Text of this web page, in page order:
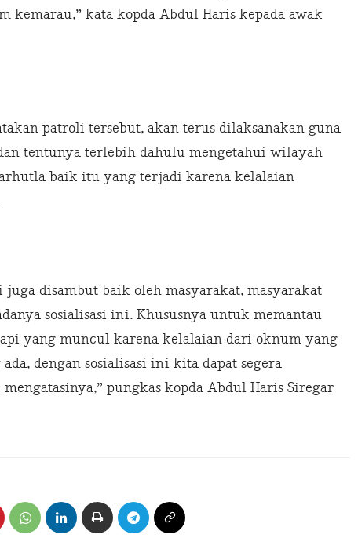
kemarau,” kata kopda Abdul Haris kepada awak
patroli tersebut, akan terus dilaksanakan guna
tentunya terlebih dahulu mengetahui wilayah
baik itu yang terjadi karena kelalaian
juga disambut baik oleh masyarakat, masyarakat
sosialisasi ini. Khususnya untuk memantau
yang muncul karena kelalaian dari oknum yang
dengan sosialisasi ini kita dapat segera
pungkas kopda Abdul Haris Siregar